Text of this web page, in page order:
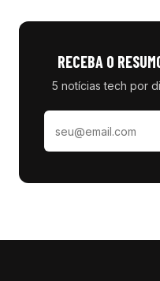
RECEBA O
5 notícias tech por